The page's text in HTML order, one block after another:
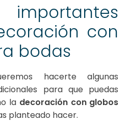
importantes
con
bodas
hacerte algunas
para que puedas
la decoración con globos
planteado hacer.